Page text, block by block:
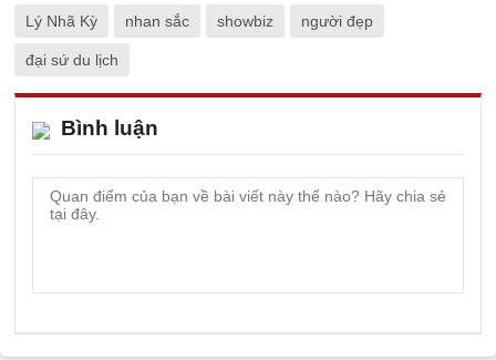
Lý Nhã Kỳ nhan sắc showbiz người đẹp
đại sứ du lịch
Bình luận